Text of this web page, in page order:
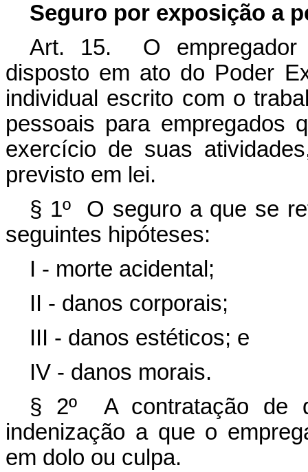
Seguro por exposição a
Art. 15. O empregador
disposto em ato do Poder
individual escrito com o
pessoais para empregados
exercício de suas
previsto em lei.
§ 1º O seguro a que se
seguintes hipóteses:
I - morte acidental;
II - danos corporais;
III - danos estéticos; e
IV - danos morais.
§ 2º A contratação de
indenização a que o
em dolo ou culpa.